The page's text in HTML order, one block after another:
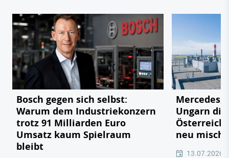
Bosch gegen sich selbst:
Warum dem Industriekonzern
trotz 91 Milliarden Euro
Umsatz kaum Spielraum
bleibt
Mercedes,
Ungarn
neu mischt
13.07.2026